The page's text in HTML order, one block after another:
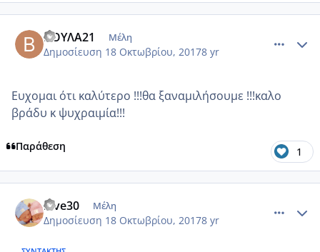
ΒΟΥΛΑ21 Μέλη
Δημοσίευση 18 Οκτωβρίου, 20178 yr
Ευχομαι ότι καλύτερο !!!θα ξαναμιλήσουμε !!!καλο
βράδυ κ ψυχραιμία!!!
Παράθεση 1
love30 Μέλη
Δημοσίευση 18 Οκτωβρίου, 20178 yr